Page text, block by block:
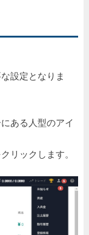
設定となりま
ある人型のアイ
クリックします。